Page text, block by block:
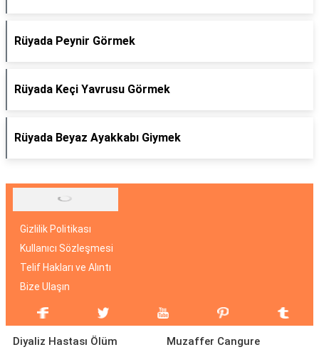
Rüyada Peynir Görmek
Rüyada Keçi Yavrusu Görmek
Rüyada Beyaz Ayakkabı Giymek
Gizlilik Politikası
Kullanıcı Sözleşmesi
Telif Hakları ve Alıntı
Bize Ulaşın
Diyaliz Hastası Ölüm
Muzaffer Cangure